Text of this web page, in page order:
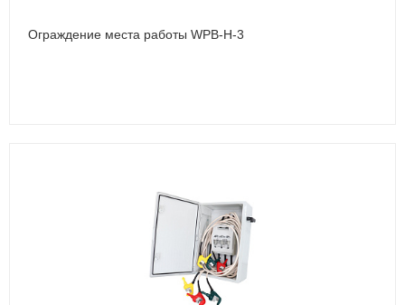
Ограждение места работы WPB-Н-3